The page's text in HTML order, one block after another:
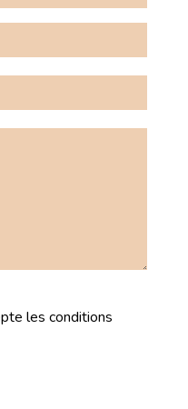
les conditions